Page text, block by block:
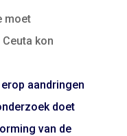
moet
kon
aandringen
doet
van de